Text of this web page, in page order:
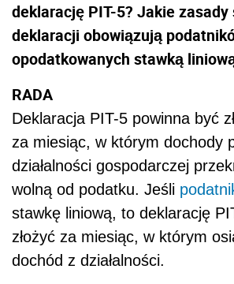
deklarację PIT-5? Jakie zasady
deklaracji obowiązują
opodatkowanych stawką
RADA
Deklaracja PIT-5 powinna być
za miesiąc, w którym dochody
działalności gospodarczej
wolną od podatku. Jeśli
stawkę liniową, to deklarację
złożyć za miesiąc, w którym
dochód z działalności.